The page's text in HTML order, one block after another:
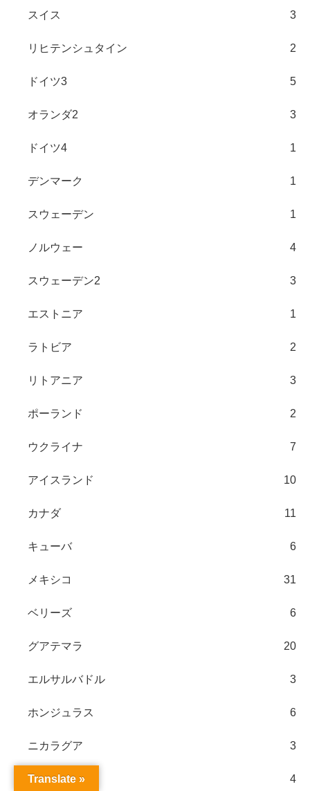
スイス 3
リヒテンシュタイン 2
ドイツ3 5
オランダ2 3
ドイツ4 1
デンマーク 1
スウェーデン 1
ノルウェー 4
スウェーデン2 3
エストニア 1
ラトビア 2
リトアニア 3
ポーランド 2
ウクライナ 7
アイスランド 10
カナダ 11
キューバ 6
メキシコ 31
ベリーズ 6
グアテマラ 20
エルサルバドル 3
ホンジュラス 6
ニカラグア 3
コスタリカ 4
Translate »